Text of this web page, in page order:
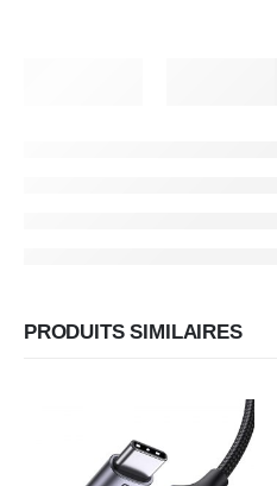
PRODUITS SIMILAIRES